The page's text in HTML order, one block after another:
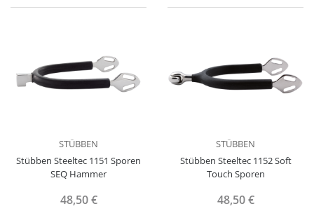
STÜBBEN
Stübben Steeltec 1151 Sporen
SEQ Hammer
48,50 €
STÜBBEN
Stübben Steeltec 1152 Soft
Touch Sporen
48,50 €